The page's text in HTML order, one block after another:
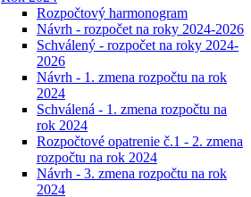
Rozpočtový harmonogram
Návrh - rozpočet na roky 2024-2026
Schválený - rozpočet na roky 2024-
2026
Návrh - 1. zmena rozpočtu na rok
2024
Schválená - 1. zmena rozpočtu na
rok 2024
Rozpočtové opatrenie č.1 - 2. zmena
rozpočtu na rok 2024
Návrh - 3. zmena rozpočtu na rok
2024